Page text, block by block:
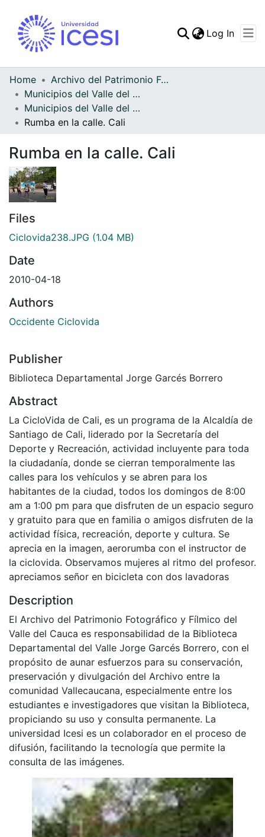
Log In
Home
Archivo del Patrimonio Fotográfico y Fílmico del Valle del Cauca
Municipios del Valle del Cauca
Municipios del Valle del Cauca
Rumba en la calle. Cali
Rumba en la calle. Cali
Files
Ciclovida238.JPG (1.04 MB)
Date
2010-04-18
Authors
Occidente Ciclovida
Publisher
Biblioteca Departamental Jorge Garcés Borrero
Abstract
La CicloVida de Cali, es un programa de la Alcaldía de
Santiago de Cali, liderado por la Secretaría del
Deporte y Recreación, actividad incluyente para toda
la ciudadanía, donde se cierran temporalmente las
calles para los vehículos y se abren para los
habitantes de la ciudad, todos los domingos de 8:00
am a 1:00 pm para que disfruten de un espacio seguro
y gratuito para que en familia o amigos disfruten de la
actividad física, recreación, deporte y cultura. Se
aprecia en la imagen, aerorumba con el instructor de
la ciclovida. Observamos mujeres al ritmo del profesor.
apreciamos señor en bicicleta con dos lavadoras
Description
El Archivo del Patrimonio Fotográfico y Fílmico del
Valle del Cauca es responsabilidad de la Biblioteca
Departamental del Valle Jorge Garcés Borrero, con el
propósito de aunar esfuerzos para su conservación,
preservación y divulgación del Archivo entre la
comunidad Vallecaucana, especialmente entre los
estudiantes e investigadores que visitan la Biblioteca,
propiciando su uso y consulta permanente. La
universidad Icesi es un colaborador en el proceso de
difusión, facilitando la tecnología que permite la
consulta de las imágenes.